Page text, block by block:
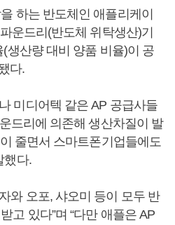
하는 반도체인 애플리케이
운드리(반도체 위탁생산)기
생산량 대비 양품 비율)이 공
다.
미디어텍 같은 AP 공급사들
드리에 의존해 생산차질이 발
줄면서 스마트폰기업들에도
했다.
와 오포, 샤오미 등이 모두 반
고 있다”며 “다만 애플은 AP